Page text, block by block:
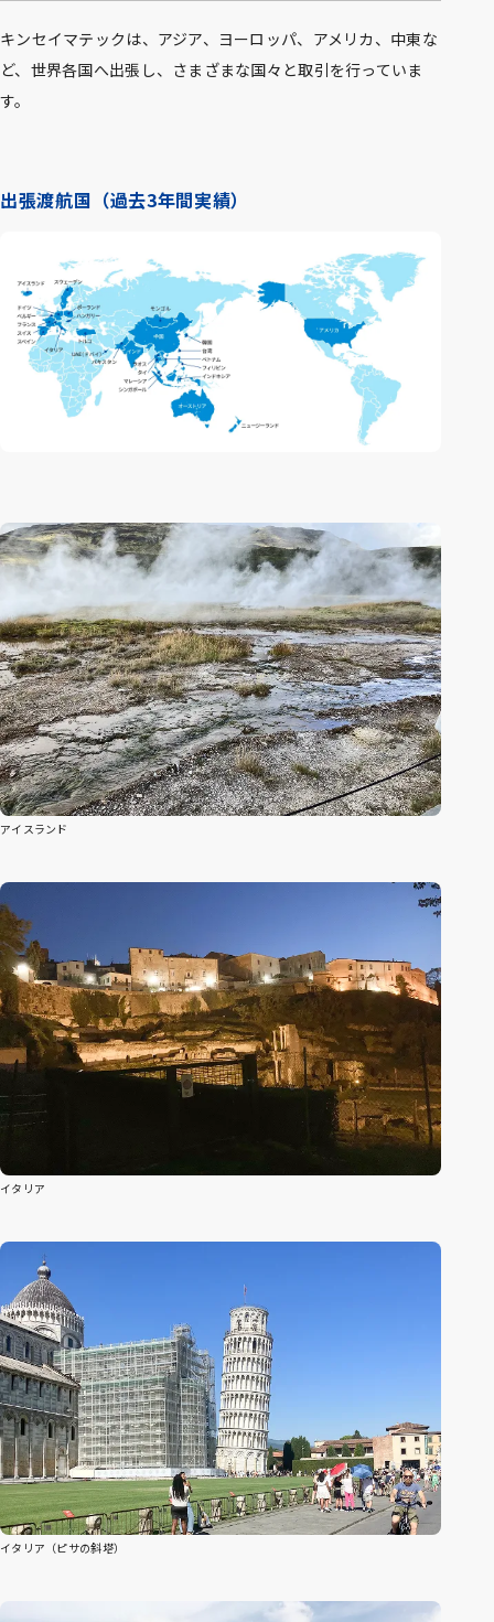
キンセイマテックは、アジア、ヨーロッパ、アメリカ、中東な
ど、世界各国へ出張し、さまざまな国々と取引を行っていま
す。
出張渡航国（過去3年間実績）
アイスランド
イタリア
イタリア（ピサの斜塔）